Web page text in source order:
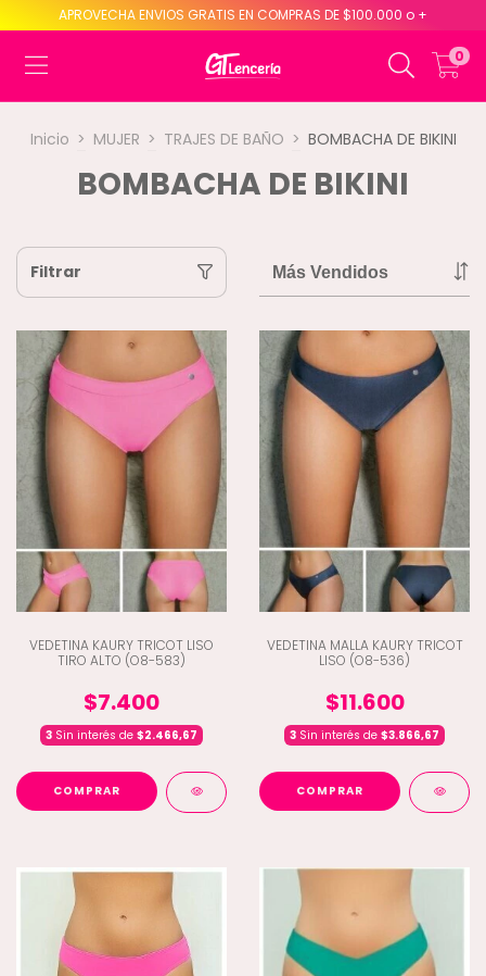
APROVECHA ENVIOS GRATIS EN COMPRAS DE $100.000 o +
0
Inicio > MUJER > TRAJES DE BAÑO > BOMBACHA DE BIKINI
BOMBACHA DE BIKINI
Filtrar
VEDETINA KAURY TRICOT LISO
TIRO ALTO (O8-583)
$7.400
3 Sin interés de $2.466,67
COMPRAR
VEDETINA MALLA KAURY TRICOT
LISO (O8-536)
$11.600
3 Sin interés de $3.866,67
COMPRAR